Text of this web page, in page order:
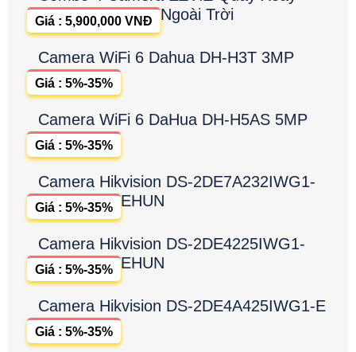
Ngoài Trời
Giá : 5,900,000 VNĐ
Camera WiFi 6 Dahua DH-H3T 3MP
Giá : 5%-35%
Camera WiFi 6 DaHua DH-H5AS 5MP
Giá : 5%-35%
Camera Hikvision DS-2DE7A232IWG1-
EHUN
Giá : 5%-35%
Camera Hikvision DS-2DE4225IWG1-
EHUN
Giá : 5%-35%
Camera Hikvision DS-2DE4A425IWG1-E
Giá : 5%-35%